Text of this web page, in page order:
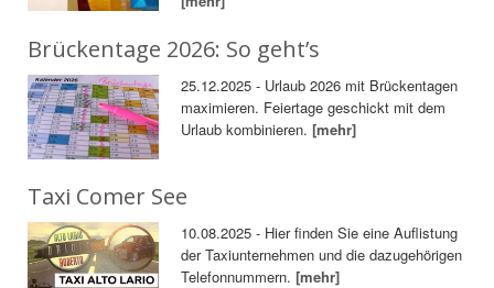
Brückentage 2026: So geht’s
25.12.2025 - Urlaub 2026 mit Brückentagen
maximieren. Feiertage geschickt mit dem
Urlaub kombinieren.[mehr]
Taxi Comer See
10.08.2025 - Hier finden Sie eine Auflistung
der Taxiunternehmen und die dazugehörigen
Telefonnummern.[mehr]